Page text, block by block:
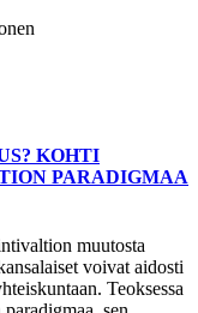
KOHTI
PARADIGMAA
muutosta
voivat aidosti
Teoksessa